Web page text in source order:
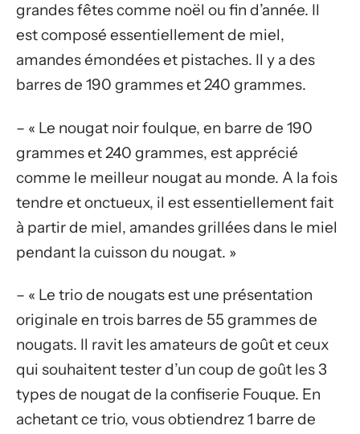
grandes fêtes comme noël ou fin d’année. Il
est composé essentiellement de miel,
amandes émondées et pistaches. Il y a des
barres de 190 grammes et 240 grammes.
– « Le nougat noir foulque, en barre de 190
grammes et 240 grammes, est apprécié
comme le meilleur nougat au monde. A la fois
tendre et onctueux, il est essentiellement fait
à partir de miel, amandes grillées dans le miel
pendant la cuisson du nougat. »
– « Le trio de nougats est une présentation
originale en trois barres de 55 grammes de
nougats. Il ravit les amateurs de goût et ceux
qui souhaitent tester d’un coup de goût les 3
types de nougat de la confiserie Fouque. En
achetant ce trio, vous obtiendrez 1 barre de